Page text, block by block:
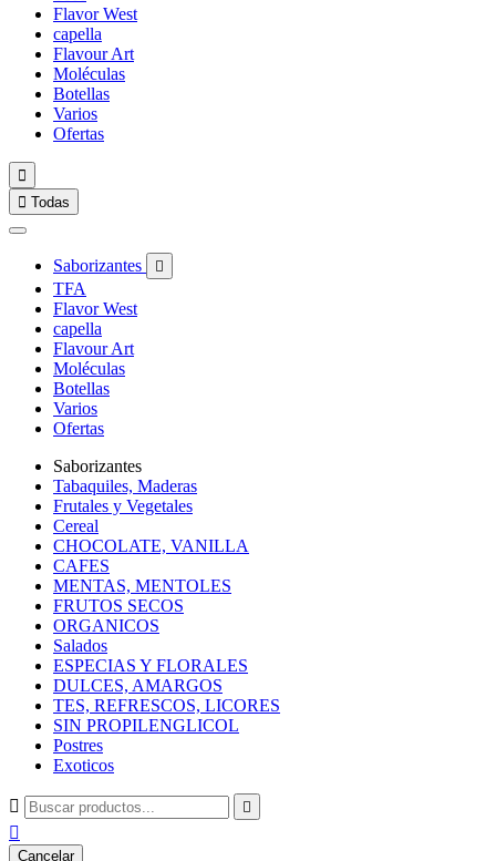
Flavor West
capella
Flavour Art
Moléculas
Botellas
Varios
Ofertas

 Todas
Saborizantes 
TFA
Flavor West
capella
Flavour Art
Moléculas
Botellas
Varios
Ofertas
Saborizantes
Tabaquiles, Maderas
Frutales y Vegetales
Cereal
CHOCOLATE, VANILLA
CAFES
MENTAS, MENTOLES
FRUTOS SECOS
ORGANICOS
Salados
ESPECIAS Y FLORALES
DULCES, AMARGOS
TES, REFRESCOS, LICORES
SIN PROPILENGLICOL
Postres
Exoticos
 

Cancelar